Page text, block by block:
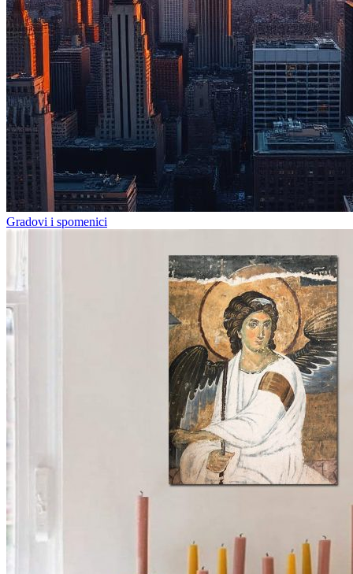
Gradovi i spomenici